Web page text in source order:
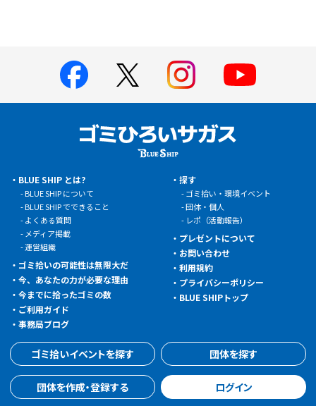
BLUE SHIP とは?
BLUE SHIP について
BLUE SHIP でできること
よくある質問
メディア掲載
運営組織
ゴミ拾いの可能性は無限大だ
今、あなたの力が必要な理由
今までに拾ったゴミの数
ご利用ガイド
事務局ブログ
探す
ゴミ拾い・環境イベント
団体・個人
レポ（活動報告）
プレゼントについて
お問い合わせ
利用規約
プライバシーポリシー
BLUE SHIPトップ
ゴミ拾いイベントを探す 団体を探す
団体を作成・登録する ログイン